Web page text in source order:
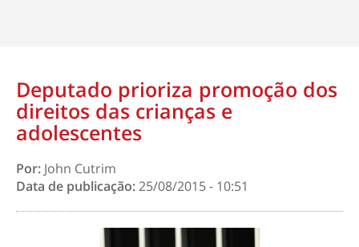
Deputado prioriza promoção dos
direitos das crianças e
adolescentes
Por: John Cutrim
Data de publicação:25/08/2015 - 10:51